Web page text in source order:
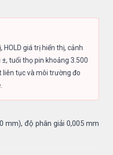
HOLD giá trị hiển thị, cảnh
±, tuổi thọ pin khoảng 3.500
tục và môi trường đo
mm), độ phân giải 0,005 mm